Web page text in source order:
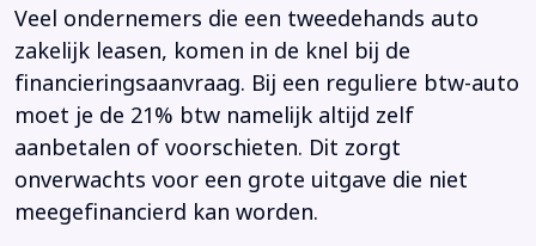
Veel ondernemers die een tweedehands auto
zakelijk leasen, komen in de knel bij de
financieringsaanvraag. Bij een reguliere btw-auto
moet je de 21% btw namelijk altijd zelf
aanbetalen of voorschieten. Dit zorgt
onverwachts voor een grote uitgave die niet
meegefinancierd kan worden.